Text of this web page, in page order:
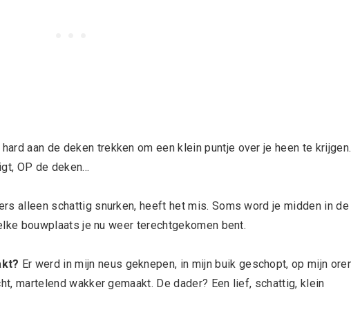
aan de deken trekken om een klein puntje over je heen te krijgen.
OP de deken…
alleen schattig snurken, heeft het mis. Soms word je midden in de
bouwplaats je nu weer terechtgekomen bent.
Er werd in mijn neus geknepen, in mijn buik geschopt, op mijn
martelend wakker gemaakt. De dader? Een lief, schattig, klein